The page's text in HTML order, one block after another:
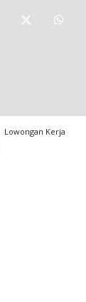
Lowongan Kerja